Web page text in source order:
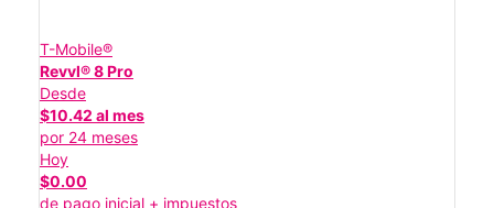
T-Mobile®
Revvl® 8 Pro
Desde
$10.42 al mes
por 24 meses
Hoy
$0.00
de pago inicial + impuestos